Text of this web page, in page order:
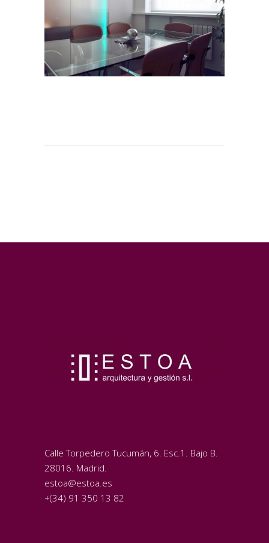
Calle Torpedero Tucumán, 6. Esc.1. Bajo B.
28016. Madrid.
estoa@estoa.es
+(34) 91 350 13 82